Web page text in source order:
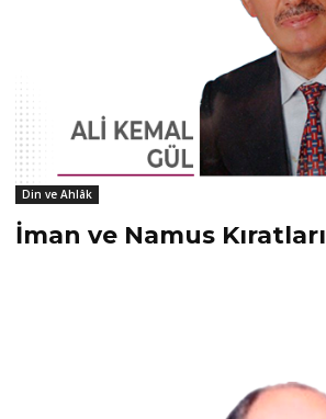
Din ve Ahlâk
İman ve Namus Kıratları